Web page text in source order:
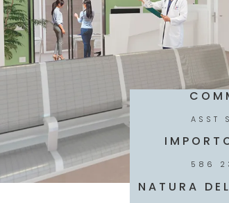
ASST
586
NATURA